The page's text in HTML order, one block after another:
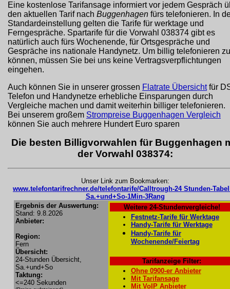
Eine kostenlose Tarifansage informiert vor jedem Gespräch
den aktuellen Tarif nach Buggenhagen fürs telefonieren. In
Standardeinstellung gelten die Tarife für werktage und
Ferngespräche. Spartarife für die Vorwahl 038374 gibt es
natürlich auch fürs Wochenende, für Ortsgespräche und
Gespräche ins nationale Handynetz. Um billig telefonieren zu
können, müssen Sie bei uns keine Vertragsverpflichtungen
eingehen.
Auch können Sie in unserer grossen Flatrate Übersichtfür
Telefon und Handynetze erhebliche Einsparungen durch
Vergleiche machen und damit weiterhin billiger telefonieren.
Bei unserem großem Strompreise Buggenhagen Vergleich
können Sie auch mehrere Hundert Euro sparen
Die besten Billigvorwahlen für Buggenhagen
der Vorwahl 038374:
Unser Link zum Bookmarken:
www.telefontarifrechner.de/telefontarife/Calltrough-24 Stunden-
Sa.+und+So-1Min-3Rang
Ergebnis der Auswertung:
Stand: 9.8.2026
Anbieter:
Region:
Fern
Übersicht:
24-Stunden Übersicht,
Sa.+und+So
Taktung:
<=240 Sekunden
Weitere 24-Stundenvergleiche!
Festnetz-Tarife für Werktage
Handy-Tarife für Werktage
Handy-Tarife für
Wochenende/Feiertag
Tarifanzeige Filter:
Ohne 0900-er Anbieter
Mit Tarifansage
Mit VoIP Anbieter